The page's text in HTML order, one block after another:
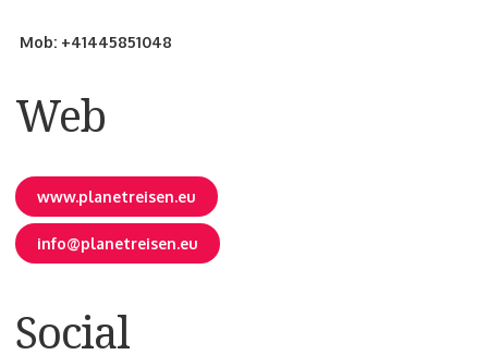
Mob: +41445851048
Web
www.planetreisen.eu
info@planetreisen.eu
Social